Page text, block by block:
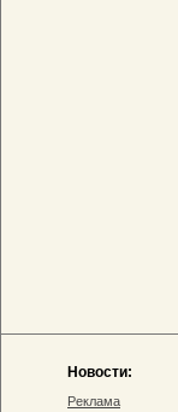
Новости:
Реклама